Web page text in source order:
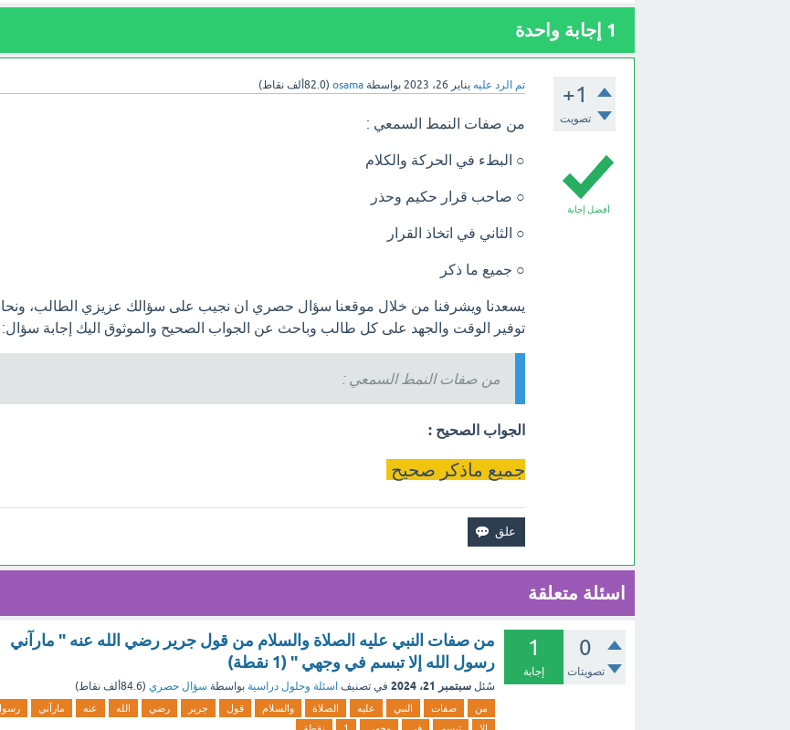
1 إجابة واحدة
+1
تصويت
تم الرد عليه يناير 26، 2023 بواسطة osama
(82.0ألف نقاط)
أفضل إجابة
من صفات النمط السمعي :
○ البطء في الحركة والكلام
○ صاحب قرار حكيم وحذر
○ الثاني في اتخاذ القرار
○ جميع ما ذكر
يسعدنا ويشرفنا من خلال موقعنا سؤال حصري ان نجيب على سؤالك عزيزي الطالب،
توفير الوقت والجهد على كل طالب وباحث عن الجواب الصحيح والموثوق اليك إجابة سؤال:
من صفات النمط السمعي :
الجواب الصحيح :
جميع ماذكر صحيح
اسئلة متعلقة
0
تصويتات
1
إجابة
من صفات النبي عليه الصلاة والسلام من قول جرير رضي الله عنه " مارآني
رسول الله إلا تبسم في وجهي " (1 نقطة)
سُئل سبتمبر 21، 2024 في تصنيف اسئلة وحلول دراسية بواسطة سؤال حصري (84.6ألف نقاط)
من صفات النبي عليه الصلاة والسلام قول جرير رضي الله عنه مارآني